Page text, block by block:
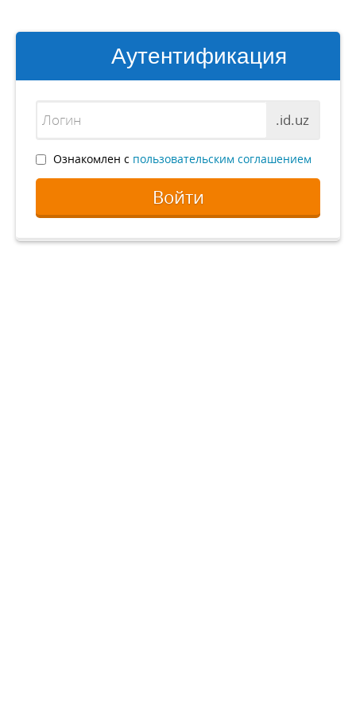
Аутентификация
.id.uz
Ознакомлен с пользовательским соглашением
Войти